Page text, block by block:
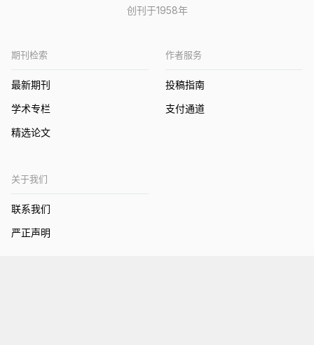
创刊于1958年
期刊检索
最新期刊
学术专栏
精选论文
作者服务
投稿指南
支付通道
关于我们
联系我们
严正声明